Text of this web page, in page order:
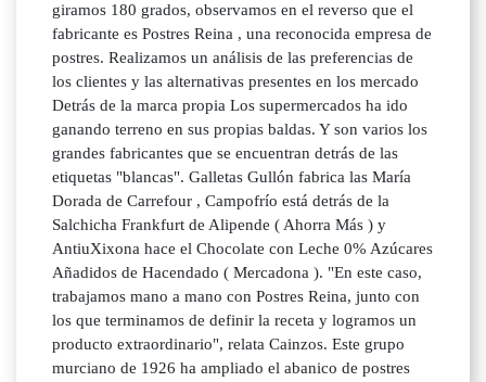
giramos 180 grados, observamos en el reverso que el
fabricante es Postres Reina , una reconocida empresa de
postres. Realizamos un análisis de las preferencias de
los clientes y las alternativas presentes en los mercado
Detrás de la marca propia Los supermercados ha ido
ganando terreno en sus propias baldas. Y son varios los
grandes fabricantes que se encuentran detrás de las
etiquetas "blancas". Galletas Gullón fabrica las María
Dorada de Carrefour , Campofrío está detrás de la
Salchicha Frankfurt de Alipende ( Ahorra Más ) y
AntiuXixona hace el Chocolate con Leche 0% Azúcares
Añadidos de Hacendado ( Mercadona ). "En este caso,
trabajamos mano a mano con Postres Reina, junto con
los que terminamos de definir la receta y logramos un
producto extraordinario", relata Cainzos. Este grupo
murciano de 1926 ha ampliado el abanico de postres